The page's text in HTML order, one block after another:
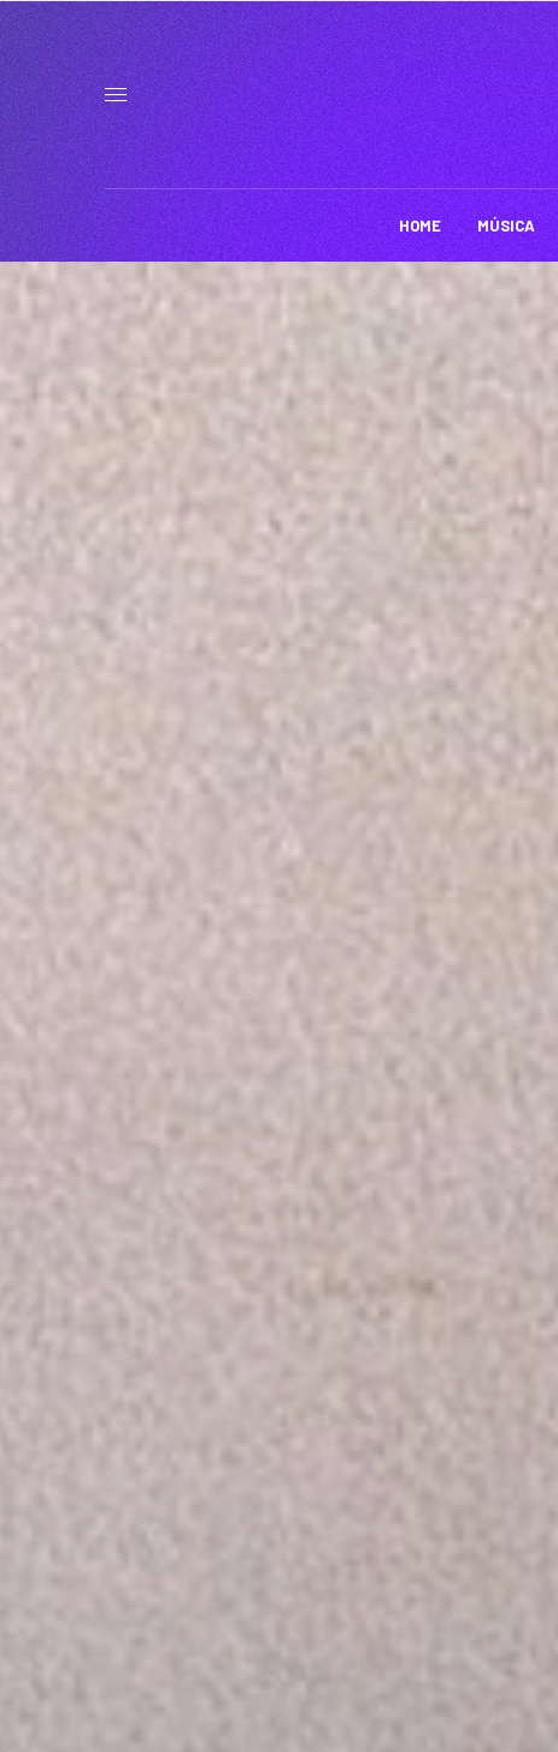
HOME MÚSICA